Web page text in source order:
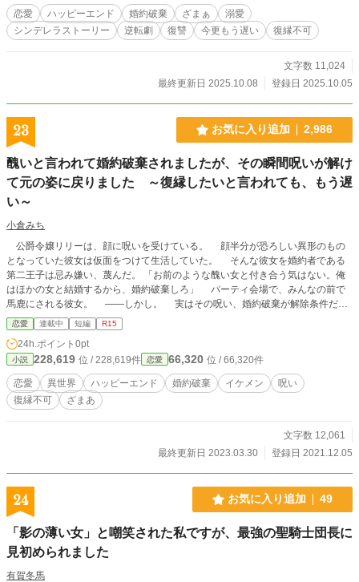
恋愛 ハッピーエンド 婚約破棄 ざまぁ
溺愛
シンデレラストーリー
逆転劇 復讐 今更もう遅い 復縁不可
文字数 11,024
最終更新日 2025.10.08
登録日 2025.10.05
23 お気に入り追加 2,986
醜いと言われて婚約破棄されましたが、その瞬間呪いが解け
て元の姿に戻りました ～復縁したいと言われても、もう遅
い～
小倉みち
公爵令嬢リリーは、顔に呪いを受けている。 顔半分が恐ろしい異形のもの
となっていた彼女は仮面をつけて生活していた。 そんな彼女を婚約者である
第二王子は忌み嫌い、蔑んだ。 「お前のような醜い女と付き合う気はない。俺
はほかの女と結婚するから、婚約破棄しろ」 パーティ会場で、みんなの前で
馬鹿にされる彼女。 ――しかし。 実はその呪い、婚約破棄が解除条件だっ
たようで――。 みるみるうちに呪いが解け、元の美しい姿に戻ったリリー。
彼女はその足で、醜い姿でも好きだと言ってくれる第一王子に会いに行く。
第二王子は、彼女の元の姿を見て復縁を申し込むのだったが――。 当然彼
女は、長年自分を散々馬鹿にしてきた彼と復縁する気はさらさらなかった。
恋愛 連載中 短編 R15
24h.ポイント 0pt
小説 228,619 位 / 228,619件 恋愛 66,320 位 / 66,320件
恋愛 異世界 ハッピーエンド 婚約破棄 イケメン
呪い
復縁不可
ざまあ
文字数 12,061
最終更新日 2023.03.30
登録日 2021.12.05
24 お気に入り追加 49
「影の薄い女」と嘲笑された私ですが、最強の聖騎士団長に
見初められました
有賀冬馬